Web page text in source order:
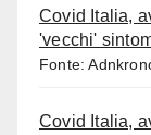
Covid Italia,
'vecchi'
Fonte:
Covid Italia,